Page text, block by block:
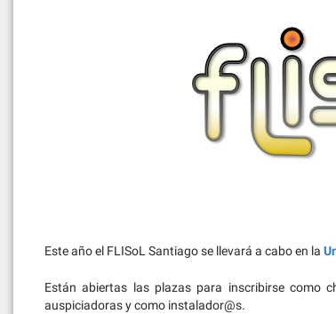
Este año el FLISoL Santiago se llevará a cabo en la
Están abiertas las plazas para inscribirse como
auspiciadoras y como instalador@s.